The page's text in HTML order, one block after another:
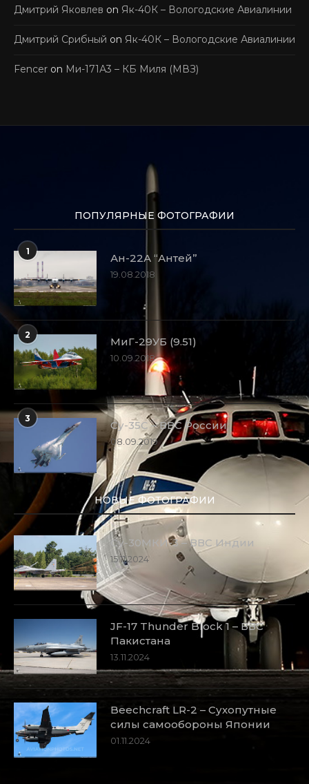
Дмитрий Яковлев on Як-40К – Вологодские Авиалинии
Дмитрий Срибный on Як-40К – Вологодские Авиалинии
Fencer on Ми-171А3 – КБ Миля (МВЗ)
ПОПУЛЯРНЫЕ ФОТОГРАФИИ
1
Ан-22А “Антей”
19.08.2018
2
МиГ-29УБ (9.51)
10.09.2018
3
Су-35С – ВВС России
08.09.2019
НОВЫЕ ФОТОГРАФИИ
Су-30МКИ-3 – ВВС Индии
15.11.2024
JF-17 Thunder Block 1 – ВВС
Пакистана
13.11.2024
Beechcraft LR-2 – Сухопутные
силы самообороны Японии
01.11.2024